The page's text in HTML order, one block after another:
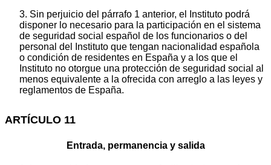
3. Sin perjuicio del párrafo 1 anterior, el Instituto podrá
disponer lo necesario para la participación en el sistema
de seguridad social español de los funcionarios o del
personal del Instituto que tengan nacionalidad española
o condición de residentes en España y a los que el
Instituto no otorgue una protección de seguridad social al
menos equivalente a la ofrecida con arreglo a las leyes y
reglamentos de España.
ARTÍCULO 11
Entrada, permanencia y salida